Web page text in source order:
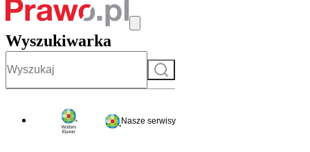
Wyszukiwarka
Szukaj
Nasze serwisy